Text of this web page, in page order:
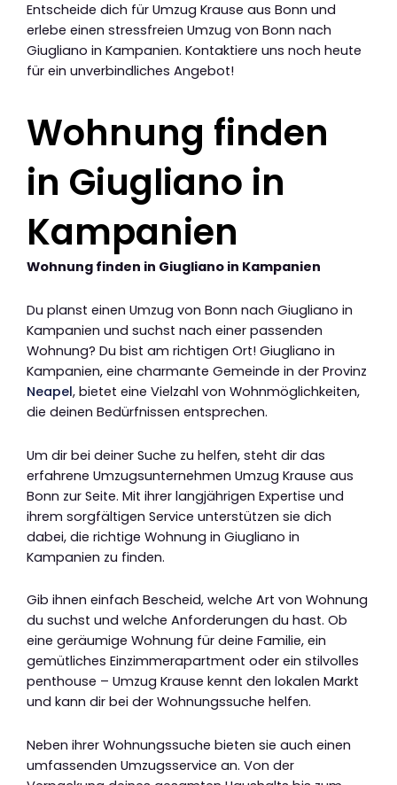
Entscheide dich für Umzug Krause aus Bonn und
erlebe einen stressfreien Umzug von Bonn nach
Giugliano in Kampanien. Kontaktiere uns noch heute
für ein unverbindliches Angebot!
Wohnung finden
in Giugliano in
Kampanien
Wohnung finden in Giugliano in Kampanien
Du planst einen Umzug von Bonn nach Giugliano in
Kampanien und suchst nach einer passenden
Wohnung? Du bist am richtigen Ort! Giugliano in
Kampanien, eine charmante Gemeinde in der Provinz
Neapel, bietet eine Vielzahl von Wohnmöglichkeiten,
die deinen Bedürfnissen entsprechen.
Um dir bei deiner Suche zu helfen, steht dir das
erfahrene Umzugsunternehmen Umzug Krause aus
Bonn zur Seite. Mit ihrer langjährigen Expertise und
ihrem sorgfältigen Service unterstützen sie dich
dabei, die richtige Wohnung in Giugliano in
Kampanien zu finden.
Gib ihnen einfach Bescheid, welche Art von Wohnung
du suchst und welche Anforderungen du hast. Ob
eine geräumige Wohnung für deine Familie, ein
gemütliches Einzimmerapartment oder ein stilvolles
penthouse – Umzug Krause kennt den lokalen Markt
und kann dir bei der Wohnungssuche helfen.
Neben ihrer Wohnungssuche bieten sie auch einen
umfassenden Umzugsservice an. Von der